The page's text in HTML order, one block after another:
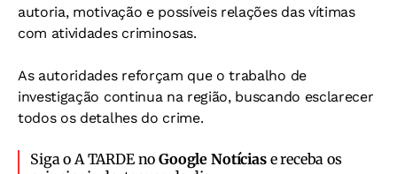
autoria, motivação e possíveis relações das vítimas
com atividades criminosas.
As autoridades reforçam que o trabalho de
investigação continua na região, buscando esclarecer
todos os detalhes do crime.
Siga o A TARDE noGoogle Notíciase receba os